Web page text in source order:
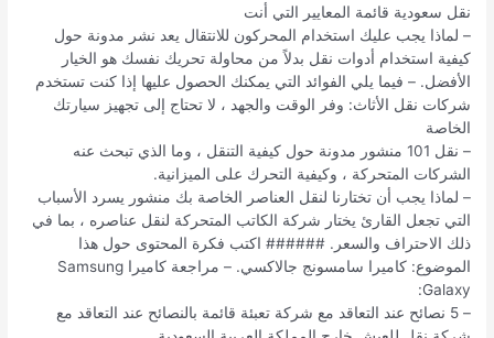
نقل سعودية قائمة المعايير التي أنت
– لماذا يجب عليك استخدام المحركون للانتقال يعد نشر مدونة حول
كيفية استخدام أدوات نقل بدلاً من محاولة تحريك نفسك هو الخيار
الأفضل. – فيما يلي الفوائد التي يمكنك الحصول عليها إذا كنت تستخدم
شركات نقل الأثاث: وفر الوقت والجهد ، لا تحتاج إلى تجهيز سيارتك
الخاصة
– نقل 101 منشور مدونة حول كيفية التنقل ، وما الذي تبحث عنه
الشركات المتحركة ، وكيفية التحرك على الميزانية.
– لماذا يجب أن تختارنا لنقل العناصر الخاصة بك منشور يسرد الأسباب
التي تجعل القارئ يختار شركة الكاتب المتحركة لنقل عناصره ، بما في
ذلك الاحتراف والسعر. ###### اكتب فكرة المحتوى حول هذا
الموضوع: كاميرا سامسونج جالاكسي. – مراجعة كاميرا Samsung
Galaxy:
– 5 نصائح عند التعاقد مع شركة تعبئة قائمة بالنصائح عند التعاقد مع